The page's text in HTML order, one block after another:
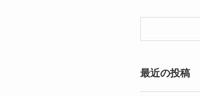
最近の投稿